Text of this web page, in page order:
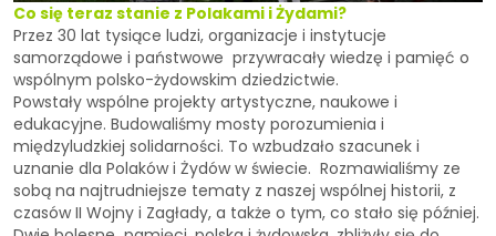
Co się teraz stanie z Polakami i Żydami?
Przez 30 lat tysiące ludzi, organizacje i instytucje
samorządowe i państwowe przywracały wiedzę i pamięć o
wspólnym polsko-żydowskim dziedzictwie.
Powstały wspólne projekty artystyczne, naukowe i
edukacyjne. Budowaliśmy mosty porozumienia i
międzyludzkiej solidarności. To wzbudzało szacunek i
uznanie dla Polaków i Żydów w świecie. Rozmawialiśmy ze
sobą na najtrudniejsze tematy z naszej wspólnej historii, z
czasów II Wojny i Zagłady, a także o tym, co stało się później.